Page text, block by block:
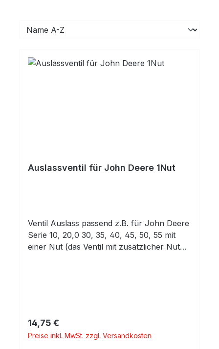
Auslassventil für John Deere 1Nut
Ventil Auslass passend z.B. für John Deere
Serie 10, 20,0 30, 35, 40, 45, 50, 55 mit
einer Nut (das Ventil mit zusätzlicher Nut
Regulärer Preis:
14,75 €
Preise inkl. MwSt. zzgl. Versandkosten